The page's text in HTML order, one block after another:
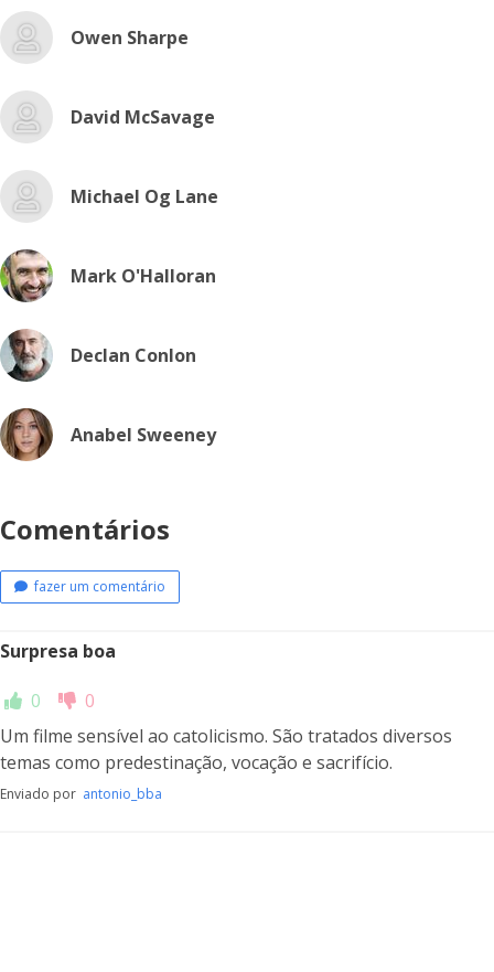
Owen Sharpe
David McSavage
Michael Og Lane
Mark O'Halloran
Declan Conlon
Anabel Sweeney
Comentários
fazer um comentário
Surpresa boa
0
0
Um filme sensível ao catolicismo. São tratados diversos
temas como predestinação, vocação e sacrifício.
Enviado por antonio_bba